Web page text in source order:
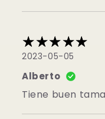
2023-05-05
Alberto
Tiene buen